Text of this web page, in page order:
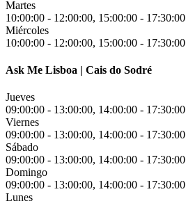
Martes
10:00:00 - 12:00:00, 15:00:00 - 17:30:00
Miércoles
10:00:00 - 12:00:00, 15:00:00 - 17:30:00
Ask Me Lisboa | Cais do Sodré
Jueves
09:00:00 - 13:00:00, 14:00:00 - 17:30:00
Viernes
09:00:00 - 13:00:00, 14:00:00 - 17:30:00
Sábado
09:00:00 - 13:00:00, 14:00:00 - 17:30:00
Domingo
09:00:00 - 13:00:00, 14:00:00 - 17:30:00
Lunes